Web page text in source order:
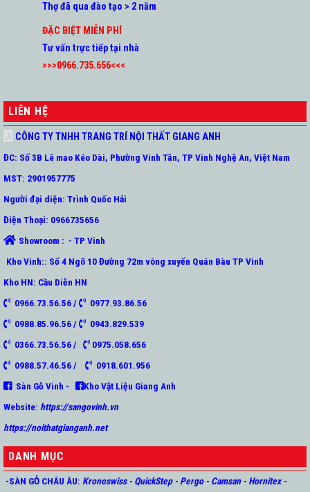
Thợ đã qua đào tạo > 2 năm
ĐẶC BIỆT MIỄN PHÍ
Tư vấn trực tiếp tại nhà
>>>0966.735.656<<<
LIÊN HỆ
CÔNG TY TNHH TRANG TRÍ NỘI THẤT GIANG ANH
ĐC: Số 3B Lê mao Kéo Dài, Phường Vinh Tân, TP Vinh Nghệ An, Việt Nam
MST: 2901957775
Người đại diện: Trình Quốc Hải
Điện Thoại: 0966735656
Showroom : - TP Vinh
Kho Vinh:: Số 4 Ngõ 10 Đường 72m vòng xuyến Quán Bàu TP Vinh
Kho HN: Cầu Diễn HN
0966.73.56.56 /
0977.93.86.56
0988.85.96.56 /
0943.829.539
0366.73.56.56 /
0975.058.656
0988.57.46.56 /
0918.601.956
Sàn Gỗ Vinh -
Kho Vật Liệu Giang Anh
Website: https://sangovinh.vn
https://noithatgianganh.net
DANH MỤC
-SÀN GỖ CHÂU ÂU: Kronoswiss-QuickStep-Pergo-Camsan-Hornitex -